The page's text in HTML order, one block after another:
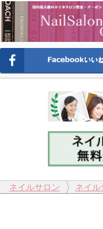
ネイルサロン ネイル